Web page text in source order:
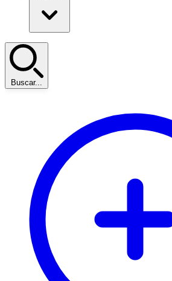
Buscar...